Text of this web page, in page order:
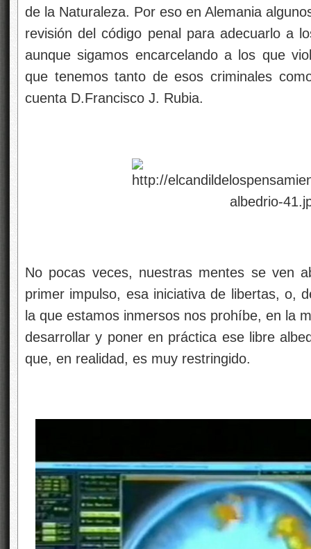
de la Naturaleza. Por eso en Alemania
revisión del código penal para adecuarlo a
aunque sigamos encarcelando a los que
que tenemos tanto de esos criminales
cuenta D.Francisco J. Rubia.
No pocas veces, nuestras mentes se ven
primer impulso, esa iniciativa de libertas, o,
la que estamos inmersos nos prohíbe, en la
desarrollar y poner en práctica ese libre
que, en realidad, es muy restringido.